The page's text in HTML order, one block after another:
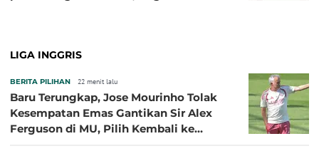
LIGA INGGRIS
BERITA PILIHAN 22 menit lalu
Baru Terungkap, Jose Mourinho Tolak
Kesempatan Emas Gantikan Sir Alex
Ferguson di MU, Pilih Kembali ke